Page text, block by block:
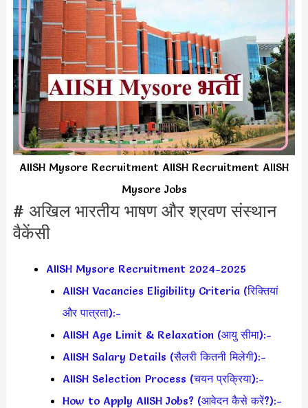
AIISH Mysore Recruitment AIISH Recruitment AIISH
Mysore Jobs
# अखिल भारतीय भाषण और श्रवण संस्थान
वैकेंसी
AIISH Mysore Recruitment 2024-2025
AIISH Vacancies Eligibility Criteria (रिक्तियां
और पात्रता):-
AIISH Age Limit & Relaxation (आयु सीमा):-
AIISH Salary Details (सैलरी कितनी मिलेगी):-
AIISH Selection Process (चयन प्रक्रिया):-
How to Apply AIISH Jobs? (आवेदन कैसे करें?):-